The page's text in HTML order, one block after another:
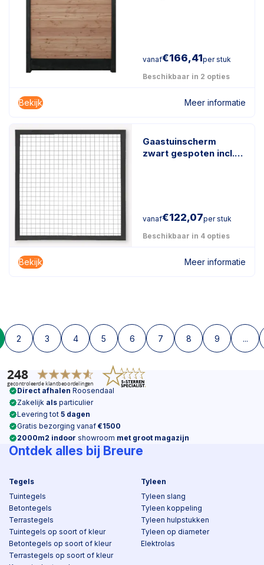
vanaf€166,41per stuk
Beschikbaar in 2 opties
Bekijk Meer informatie
Gaastuinscherm
zwart gespoten incl.
vanaf€122,07per stuk
Beschikbaar in 4 opties
Bekijk Meer informatie
2 3 4 5 6 7 8 9 ...
Direct afhalen Roosendaal
Zakelijk als particulier
Levering tot 5 dagen
Gratis bezorging vanaf €1500
2000m2 indoor showroom met groot magazijn
Ontdek alles bij Breure
Tegels
Tuintegels
Betontegels
Terrastegels
Tuintegels op soort of kleur
Betontegels op soort of kleur
Terrastegels op soort of kleur
Tyleen
Tyleen slang
Tyleen koppeling
Tyleen hulpstukken
Tyleen op diameter
Elektrolas